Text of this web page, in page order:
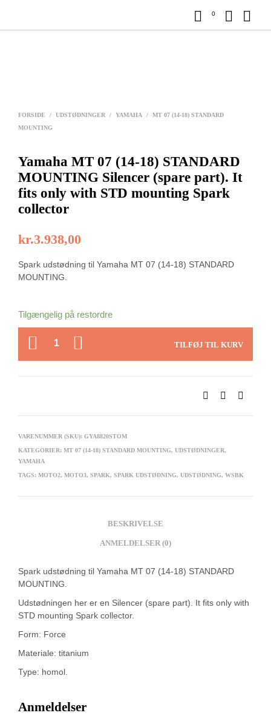
0
FORSIDE / UDSTØDNINGER / YAMAHA /
MT 07 (14-18) STANDARD
MOUNTING
Yamaha MT 07 (14-18) STANDARD
MOUNTING Silencer (spare part). It
fits only with STD mounting Spark
collector
kr.3.938,00
Spark udstødning til Yamaha MT 07 (14-18) STANDARD
MOUNTING.
Tilgængelig på restordre
ANTAL
TILFØJ TIL KURV
VARENUMMER (SKU): GYA8820STOM
KATEGORIER: MT 07 (14-18) STANDARD MOUNTING, UDSTØDNINGER,
YAMAHA
TAGS: MOTO2, MOTO3, SPARK, SPARK UDSTØDNING, UDSTØDNING, WSBK
BESKRIVELSE
ANMELDELSER (0)
Spark udstødning til Yamaha MT 07 (14-18) STANDARD
MOUNTING.
Udstødningen her er en Silencer (spare part). It fits only with
STD mounting Spark collector.
Form: Force
Materiale: titanium
Type: homol.
Anmeldelser